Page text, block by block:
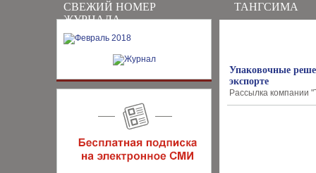
СВЕЖИЙ НОМЕР
ЖУРНАЛА
ТАНГСИМА
Упаковочные
экспорте
Рассылка компании